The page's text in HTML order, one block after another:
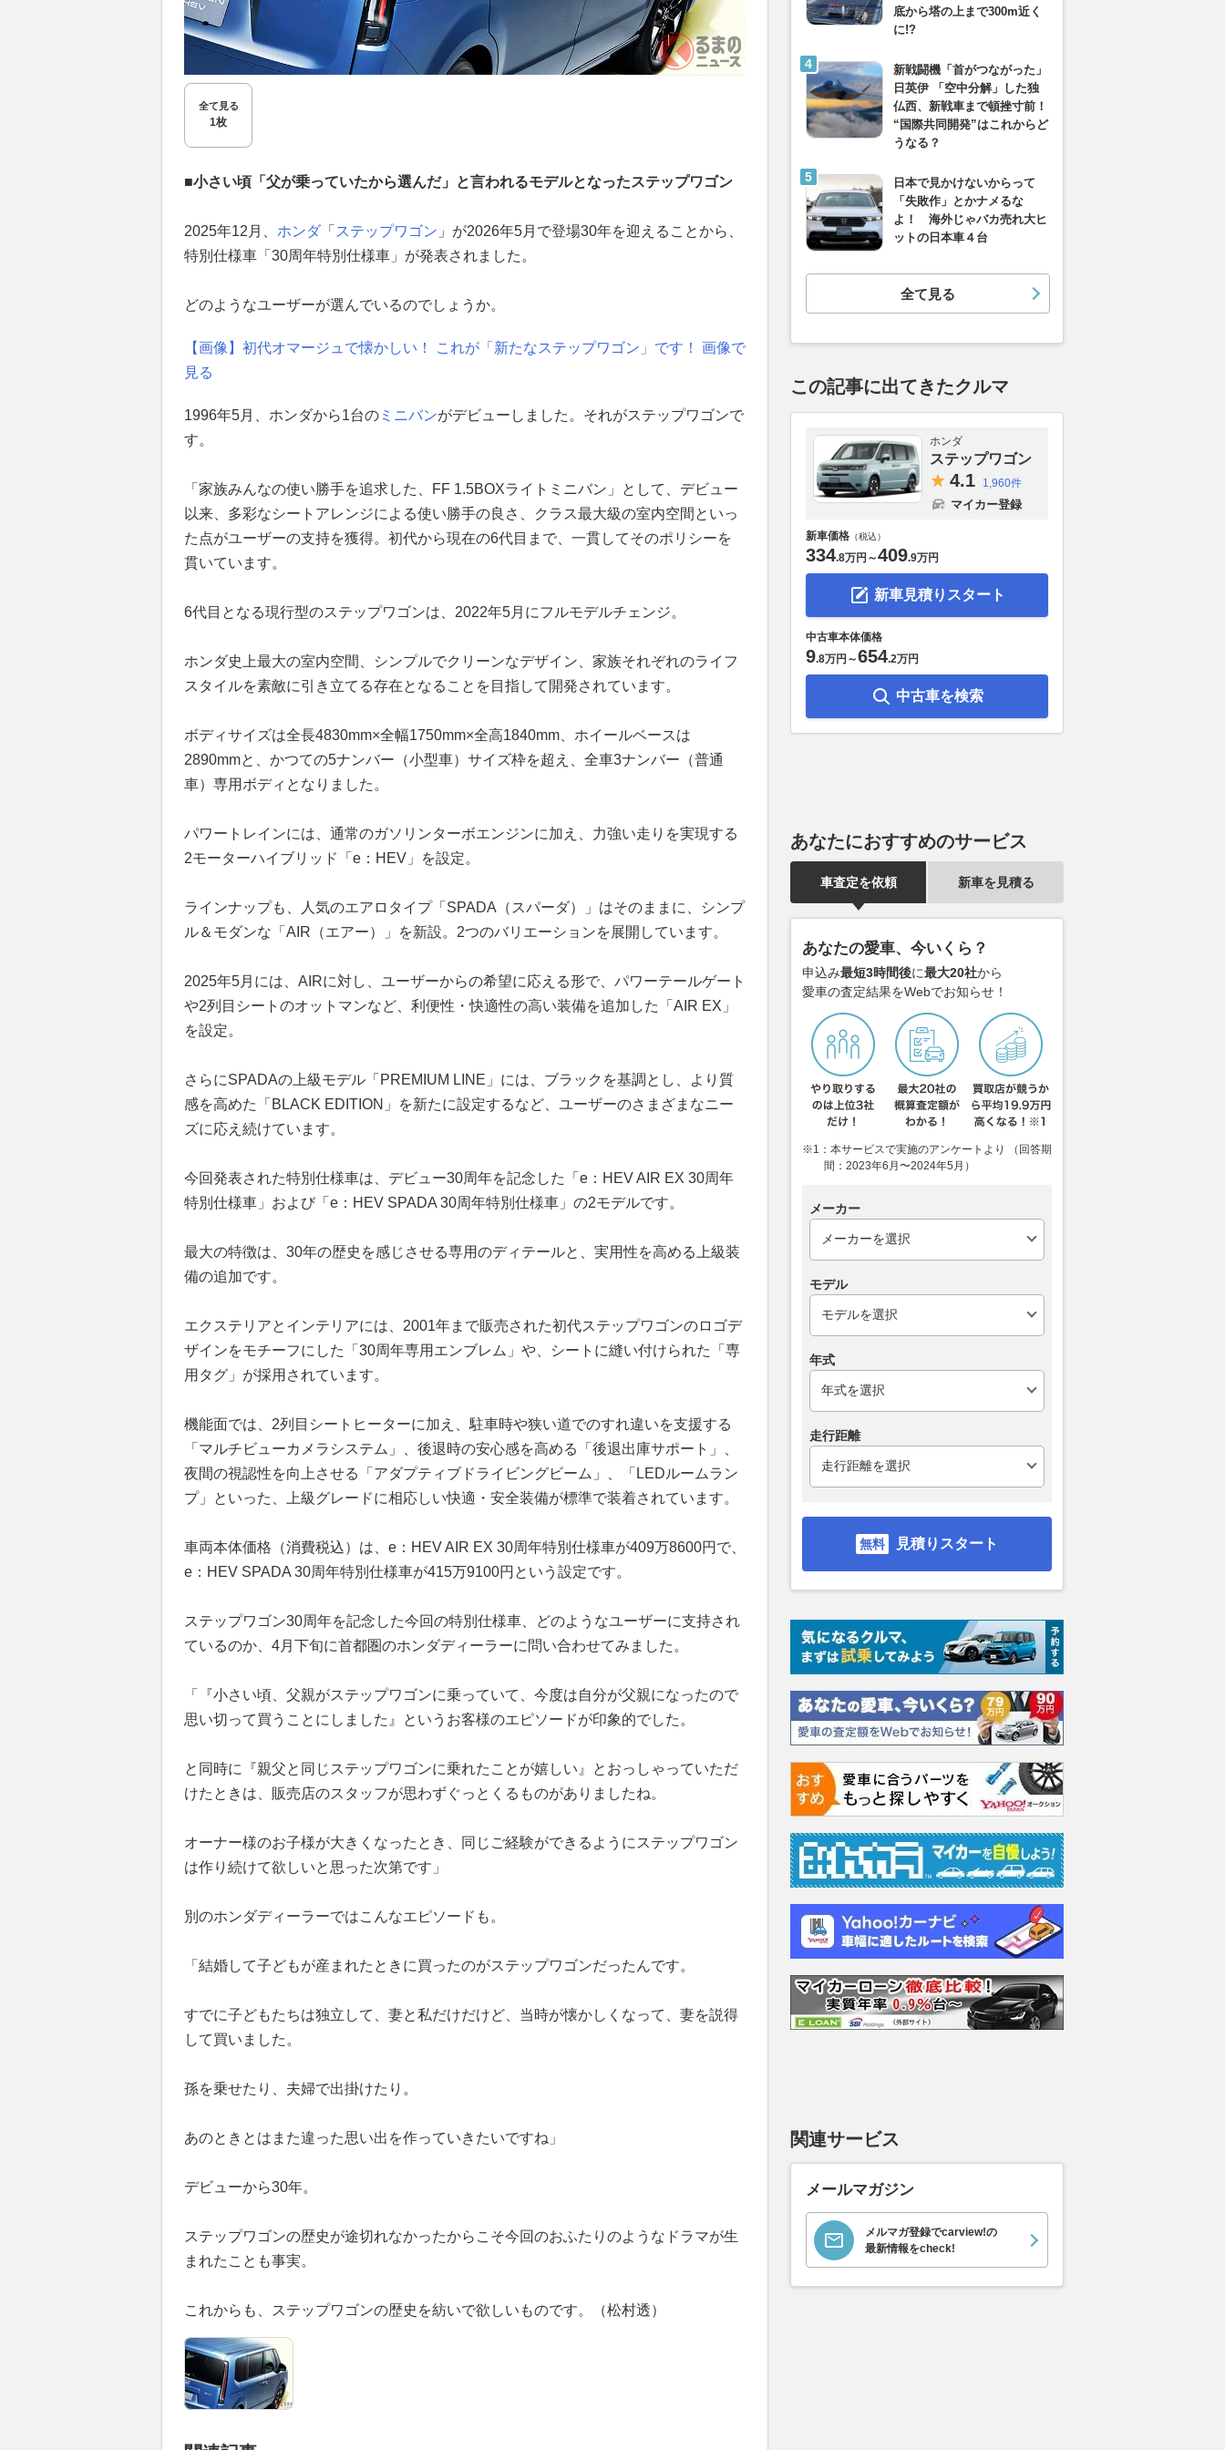
全て見る
1枚
■小さい頃「父が乗っていたから選んだ」と言われるモデルとなったステップワゴン
2025年12月、 ホンダ 「 ステップワゴン 」が2026年5月で登場30年を迎えることから、
特別仕様車「30周年特別仕様車」が発表されました。
どのようなユーザーが選んでいるのでしょうか。
【画像】初代オマージュで懐かしい！ これが「新たなステップワゴン」です！ 画像で
見る
1996年5月、ホンダから1台の ミニバンがデビューしました。それがステップワゴンで
す。
「家族みんなの使い勝手を追求した、FF 1.5BOXライトミニバン」として、デビュー
以来、多彩なシートアレンジによる使い勝手の良さ、クラス最大級の室内空間といっ
た点がユーザーの支持を獲得。初代から現在の6代目まで、一貫してそのポリシーを
貫いています。
6代目となる現行型のステップワゴンは、2022年5月にフルモデルチェンジ。
ホンダ史上最大の室内空間、シンプルでクリーンなデザイン、家族それぞれのライフ
スタイルを素敵に引き立てる存在となることを目指して開発されています。
ボディサイズは全長4830mm×全幅1750mm×全高1840mm、ホイールベースは
2890mmと、かつての5ナンバー（小型車）サイズ枠を超え、全車3ナンバー（普通
車）専用ボディとなりました。
パワートレインには、通常のガソリンターボエンジンに加え、力強い走りを実現する
2モーターハイブリッド「e：HEV」を設定。
ラインナップも、人気のエアロタイプ「SPADA（スパーダ）」はそのままに、シンプ
ル＆モダンな「AIR（エアー）」を新設。2つのバリエーションを展開しています。
2025年5月には、AIRに対し、ユーザーからの希望に応える形で、パワーテールゲート
や2列目シートのオットマンなど、利便性・快適性の高い装備を追加した「AIR EX」
を設定。
さらにSPADAの上級モデル「PREMIUM LINE」には、ブラックを基調とし、より質
感を高めた「BLACK EDITION」を新たに設定するなど、ユーザーのさまざまなニー
ズに応え続けています。
今回発表された特別仕様車は、デビュー30周年を記念した「e：HEV AIR EX 30周年
特別仕様車」および「e：HEV SPADA 30周年特別仕様車」の2モデルです。
最大の特徴は、30年の歴史を感じさせる専用のディテールと、実用性を高める上級装
備の追加です。
エクステリアとインテリアには、2001年まで販売された初代ステップワゴンのロゴデ
ザインをモチーフにした「30周年専用エンブレム」や、シートに縫い付けられた「専
用タグ」が採用されています。
機能面では、2列目シートヒーターに加え、駐車時や狭い道でのすれ違いを支援する
「マルチビューカメラシステム」、後退時の安心感を高める「後退出庫サポート」、
夜間の視認性を向上させる「アダプティブドライビングビーム」、「LEDルームラン
プ」といった、上級グレードに相応しい快適・安全装備が標準で装着されています。
車両本体価格（消費税込）は、e：HEV AIR EX 30周年特別仕様車が409万8600円で、
e：HEV SPADA 30周年特別仕様車が415万9100円という設定です。
ステップワゴン30周年を記念した今回の特別仕様車、どのようなユーザーに支持され
ているのか、4月下旬に首都圏のホンダディーラーに問い合わせてみました。
「『小さい頃、父親がステップワゴンに乗っていて、今度は自分が父親になったので
思い切って買うことにしました』というお客様のエピソードが印象的でした。
と同時に『親父と同じステップワゴンに乗れたことが嬉しい』とおっしゃっていただ
けたときは、販売店のスタッフが思わずぐっとくるものがありましたね。
オーナー様のお子様が大きくなったとき、同じご経験ができるようにステップワゴン
は作り続けて欲しいと思った次第です」
別のホンダディーラーではこんなエピソードも。
「結婚して子どもが産まれたときに買ったのがステップワゴンだったんです。
すでに子どもたちは独立して、妻と私だけだけど、当時が懐かしくなって、妻を説得
して買いました。
孫を乗せたり、夫婦で出掛けたり。
あのときとはまた違った思い出を作っていきたいですね」
デビューから30年。
ステップワゴンの歴史が途切れなかったからこそ今回のおふたりのようなドラマが生
まれたことも事実。
これからも、ステップワゴンの歴史を紡いで欲しいものです。（松村透）
底から塔の上まで300m近く
に!?
新戦闘機「首がつながった」
日英伊 「空中分解」した独
仏西、新戦車まで頓挫寸前！
“国際共同開発”はこれからど
うなる？
日本で見かけないからって
「失敗作」とかナメるな
よ！ 海外じゃバカ売れ大ヒ
ットの日本車４台
全て見る
この記事に出てきたクルマ
ホンダ
ステップワゴン
4.1 1,960件
マイカー登録
新車価格 （税込）
334.8万円 ～409.9万円
新車見積りスタート
中古車本体価格
9.8万円 ～654.2万円
中古車を検索
あなたにおすすめのサービス
車査定を依頼 新車を見積る
あなたの愛車、今いくら？
申込み最短3時間後に最大20社から
愛車の査定結果をWebでお知らせ！
※1：本サービスで実施のアンケートより （回答期
間：2023年6月〜2024年5月）
メーカー
モデル
年式
走行距離
見積りスタート
関連サービス
メールマガジン
メルマガ登録でcarview!の
最新情報をcheck!